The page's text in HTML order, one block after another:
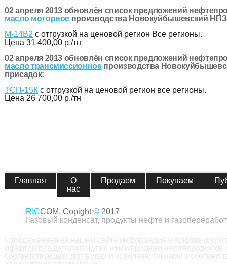
02 апреля 2013 обновлён список предложений
масло моторное производства Новокуйбышевский
М-14В2 с отгрузкой на ценовой регион Все регионы.
Цена 31 400,00 р./тн
02 апреля 2013 обновлён список предложений
масло трансмиссионноепроизводства
присадок:
ТСП-15К с отгрузкой на ценовой регион все регионы.
Цена 26 700,00 р./тн
Главная
О
нас
Продаем Покупаем
RICCOM. Copight© 2017
Газовый конденсат, продукты нефте и